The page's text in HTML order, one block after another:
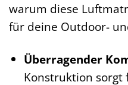
warum diese
für deine Outdoor-
Überragender
Konstruktion sorgt